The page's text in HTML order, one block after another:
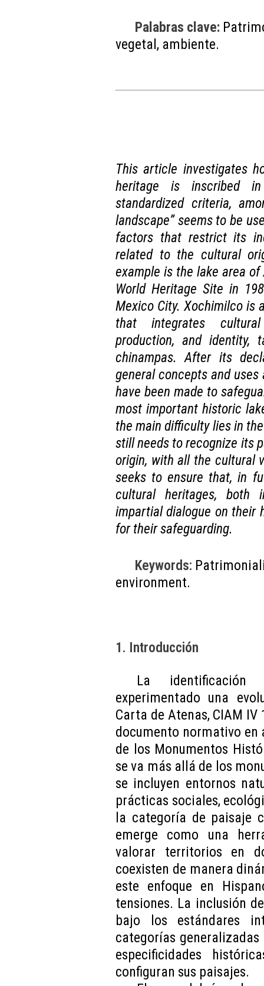
Palabras clave:
vegetal, ambiente.
This article investigates
heritage is inscribed
standardized criteria,
landscape” seems to be
factors that restrict its
related to the cultural
example is the lake area
World Heritage Site in
Mexico City. Xochimilco is
that integrates
production, and identity,
chinampas. After its
general concepts and
have been made to
most important historic
the main difficulty lies in
still needs to recognize its
origin, with all the cultural
seeks to ensure that, in
cultural heritages, both
impartial dialogue on their
for their safeguarding.
Keywords:
environment.
1. Introducción
La
experimentado una
Carta de Atenas, CIAM
documento normativo en
de los Monumentos
se va más allá de los
se incluyen entornos
prácticas sociales,
la categoría de paisaje
emerge como una
valorar territorios en
coexisten de manera
este enfoque en
tensiones. La inclusión
bajo los estándares
categorías
especificidades
configuran sus paisajes.